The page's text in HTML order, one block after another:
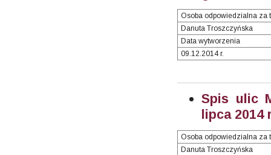
Osoba odpowiedzialna za
Danuta Troszczyńska
Data wytworzenia
09.12.2014 r.
Spis ulic
lipca 2014
Osoba odpowiedzialna za
Danuta Troszczyńska